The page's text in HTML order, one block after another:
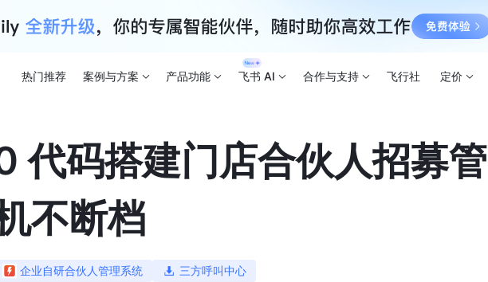
热门推荐 案例与方案 产品功能 飞书 AI 合作与支持 飞行社 定价
代码搭建门店合伙人招募管
不断档
企业自研合伙人管理系统 三方呼叫中心